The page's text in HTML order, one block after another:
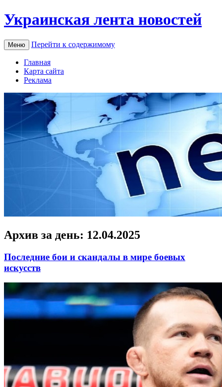
Украинская лента новостей
Меню Перейти к содержимому
Главная
Карта сайта
Реклама
Архив за день: 12.04.2025
Последние бои и скандалы в мире боевых
искусств